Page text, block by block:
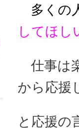
多くの
してほし
仕事は
から応援
と応援の